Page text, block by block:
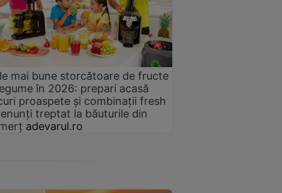
mai bune storcătoare de fructe
în 2026: prepari acasă
proaspete și combinații fresh
treptat la băuturile din
adevarul.ro